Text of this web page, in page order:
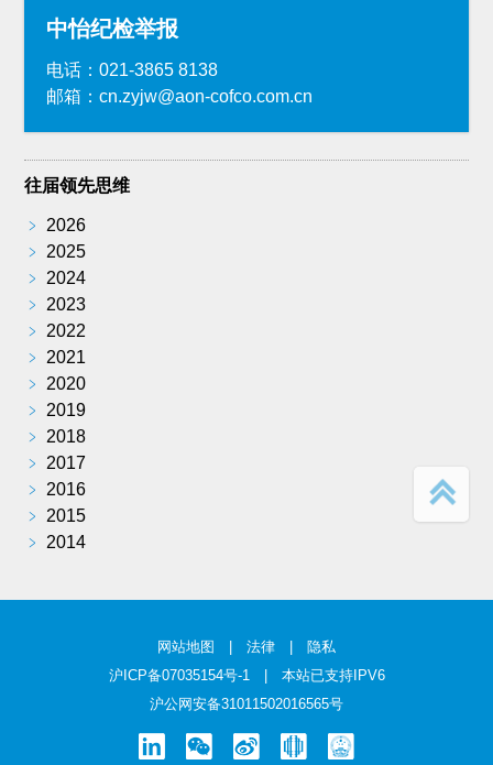
中怡纪检举报
电话：021-3865 8138
邮箱：cn.zyjw@aon-cofco.com.cn
往届领先思维
﹥
2026
﹥
2025
﹥
2024
﹥
2023
﹥
2022
﹥
2021
﹥
2020
﹥
2019
﹥
2018
﹥
2017
﹥
2016
﹥
2015
﹥
2014
网站地图 | 法律 | 隐私
沪ICP备07035154号-1 | 本站已支持IPV6
沪公网安备31011502016565号